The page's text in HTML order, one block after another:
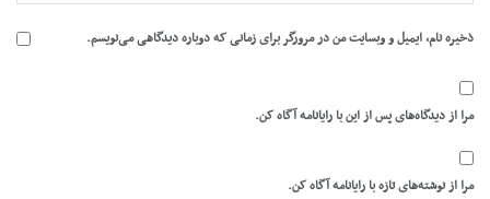
ذخیره نام، ایمیل و وبسایت من در مرورگر برای زمانی که دوباره دیدگاهی می‌نویسم.
مرا از دیدگاه‌های پس از این با رایانامه آگاه کن.
مرا از نوشته‌های تازه با رایانامه آگاه کن.